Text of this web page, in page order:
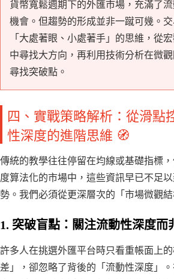
貨幣寬鬆週期下的外匯市場，充滿了
機會。但趨勢的形成並非一蹴可幾。
「大處著眼、小處著手」的思維，從
中尋找大方向，再利用技術分析在微
尋找突破點。
四、實戰策略解析：從滑點
性深度的進階思維 🧭
傳統的教學往往停留在均線或基礎指標，
度算法化的市場中，這些資訊早已不足
勢。我們必須從更深層次的「市場微觀
1. 突破盲點：關注流動性深度而
許多人在挑選外匯平台時只看重帳面上
差」，卻忽略了背後的「流動性深度」